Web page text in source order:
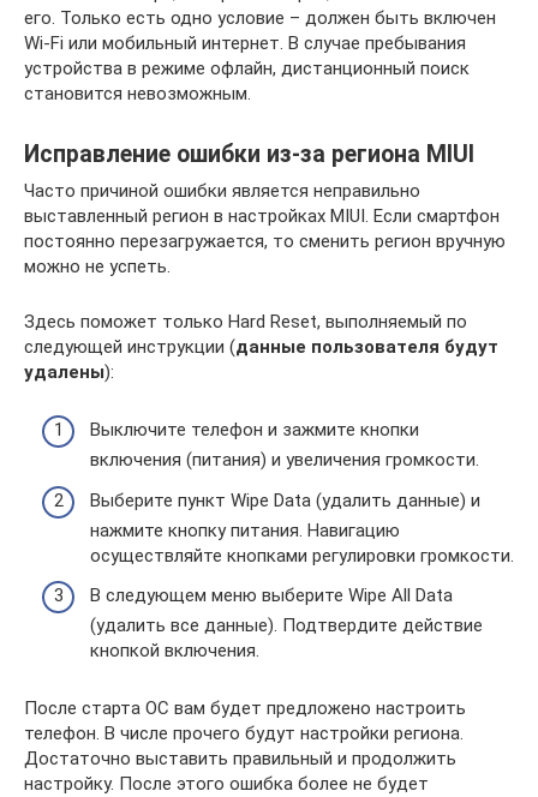
его. Только есть одно условие – должен быть включен
Wi-Fi или мобильный интернет. В случае пребывания
устройства в режиме офлайн, дистанционный поиск
становится невозможным.
Исправление ошибки из-за региона MIUI
Часто причиной ошибки является неправильно
выставленный регион в настройках MIUI. Если смартфон
постоянно перезагружается, то сменить регион вручную
можно не успеть.
Здесь поможет только Hard Reset, выполняемый по
следующей инструкции (данные пользователя будут
удалены):
Выключите телефон и зажмите кнопки
включения (питания) и увеличения громкости.
Выберите пункт Wipe Data (удалить данные) и
нажмите кнопку питания. Навигацию
осуществляйте кнопками регулировки громкости.
В следующем меню выберите Wipe All Data
(удалить все данные). Подтвердите действие
кнопкой включения.
После старта ОС вам будет предложено настроить
телефон. В числе прочего будут настройки региона.
Достаточно выставить правильный и продолжить
настройку. После этого ошибка более не будет